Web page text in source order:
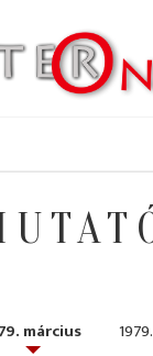
március